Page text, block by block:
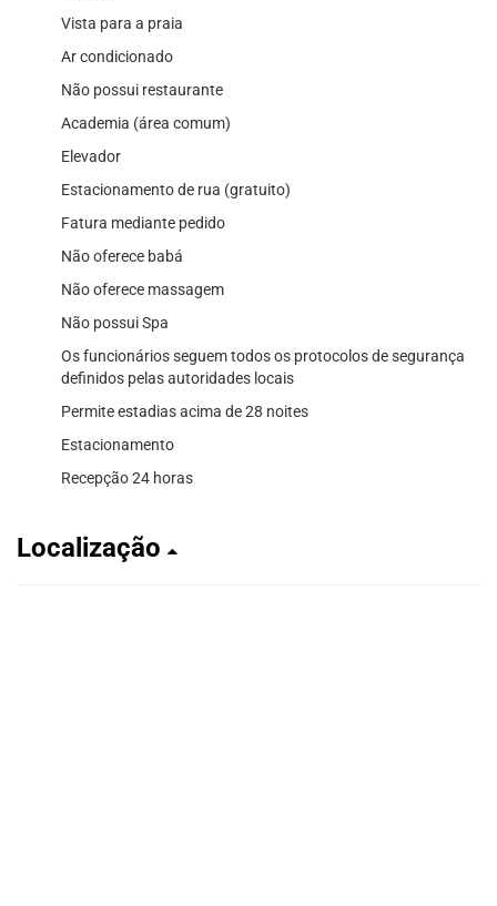
Vista para a praia
Ar condicionado
Não possui restaurante
Academia (área comum)
Elevador
Estacionamento de rua (gratuito)
Fatura mediante pedido
Não oferece babá
Não oferece massagem
Não possui Spa
Os funcionários seguem todos os protocolos de segurança
definidos pelas autoridades locais
Permite estadias acima de 28 noites
Estacionamento
Recepção 24 horas
Localização